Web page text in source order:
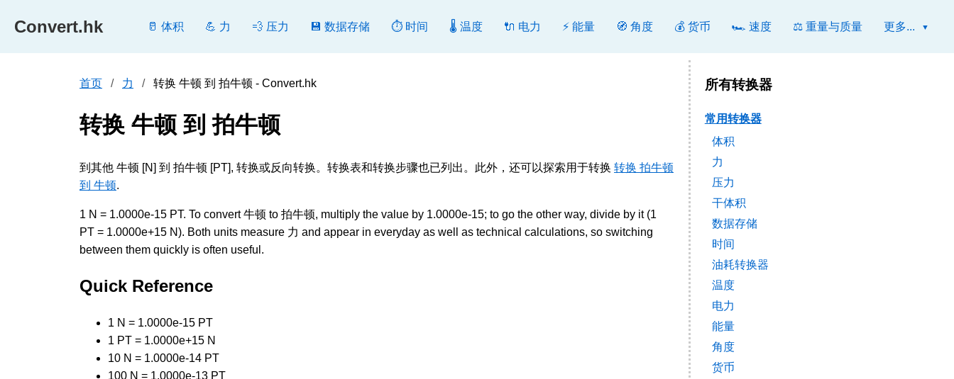
Convert.hk 🥛 体积 💪 力 💨 压力 💾 数据存储 ⏱️ 时间 🌡️ 温度 🔌 电力 ⚡ 能量 🧭 角度 💰 货币 🏎️ 速度 ⚖️ 重量与质量 更多...
首页 力 转换 牛顿 到 拍牛顿 - Convert.hk
转换 牛顿 到 拍牛顿
到其他 牛顿 [N] 到 拍牛顿 [PT], 转换或反向转换。转换表和转换步骤也已列出。此外，还可以探索用于转换 转换 拍牛顿
到 牛顿.
1 N = 1.0000e-15 PT. To convert 牛顿 to 拍牛顿, multiply the value by 1.0000e-15; to go the other way, divide by it (1
PT = 1.0000e+15 N). Both units measure 力 and appear in everyday as well as technical calculations, so switching
between them quickly is often useful.
Quick Reference
1 N = 1.0000e-15 PT
1 PT = 1.0000e+15 N
10 N = 1.0000e-14 PT
100 N = 1.0000e-13 PT
所有转换器
常用转换器
体积
力
压力
干体积
数据存储
时间
油耗转换器
温度
电力
能量
角度
货币